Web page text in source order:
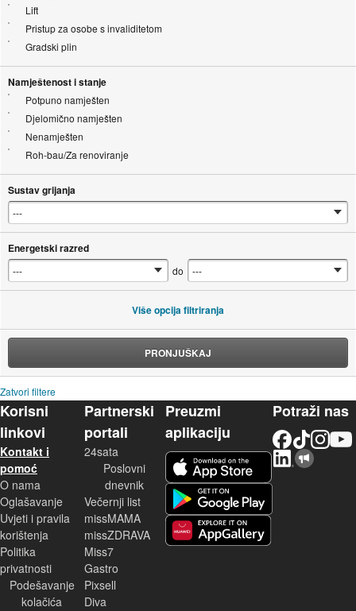
Lift
Pristup za osobe s invaliditetom
Gradski plin
Namještenost i stanje
Potpuno namješten
Djelomično namješten
Nenamješten
Roh-bau/Za renoviranje
Sustav grijanja
Energetski razred
do
Više opcija filtriranja
PRONJUŠKAJ
Zatvori filtere
Korisni
linkovi
Kontakt i
pomoć
O nama
Oglašavanje
Uvjeti i pravila
korištenja
Politika
privatnosti
Podešavanje
kolačića
Partnerski
portali
24sata
Poslovni
dnevnik
Večernji list
missMAMA
missZDRAVA
Miss7
Gastro
Pixsell
Diva
Preuzmi
aplikaciju
Potraži nas